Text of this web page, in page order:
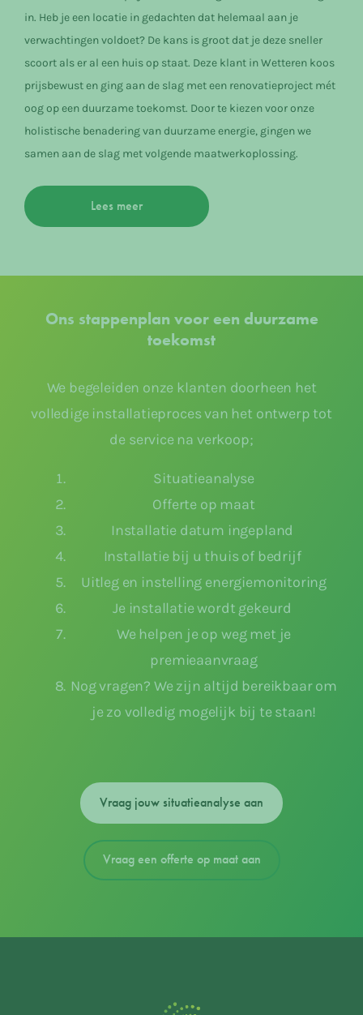
in. Heb je een locatie in gedachten dat helemaal aan je
verwachtingen voldoet? De kans is groot dat je deze sneller
scoort als er al een huis op staat. Deze klant in Wetteren koos
prijsbewust en ging aan de slag met een renovatieproject mét
oog op een duurzame toekomst. Door te kiezen voor onze
holistische benadering van duurzame energie, gingen we
samen aan de slag met volgende maatwerkoplossing.
Lees meer
Ons stappenplan voor een duurzame
toekomst
We begeleiden onze klanten doorheen het
volledige installatieproces van het ontwerp tot
de service na verkoop;
Situatieanalyse
Offerte op maat
Installatie datum ingepland
Installatie bij u thuis of bedrijf
Uitleg en instelling energiemonitoring
Je installatie wordt gekeurd
We helpen je op weg met je
premieaanvraag
Nog vragen? We zijn altijd bereikbaar om
je zo volledig mogelijk bij te staan!
Vraag jouw situatieanalyse aan
Vraag een offerte op maat aan